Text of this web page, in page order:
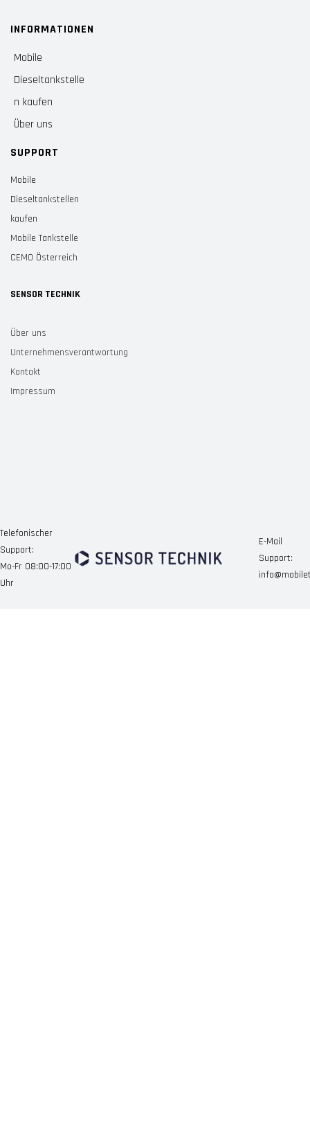
INFORMATIONEN
Mobile
Dieseltankstelle
n kaufen
Über uns
SUPPORT
Mobile
Dieseltankstellen
kaufen
Mobile Tankstelle
CEMO Österreich
SENSOR TECHNIK
Über uns
Unternehmensverantwortung
Kontakt
Impressum
Telefonischer
Support:
Mo-Fr 08:00-17:00
Uhr
E-Mail
Support: